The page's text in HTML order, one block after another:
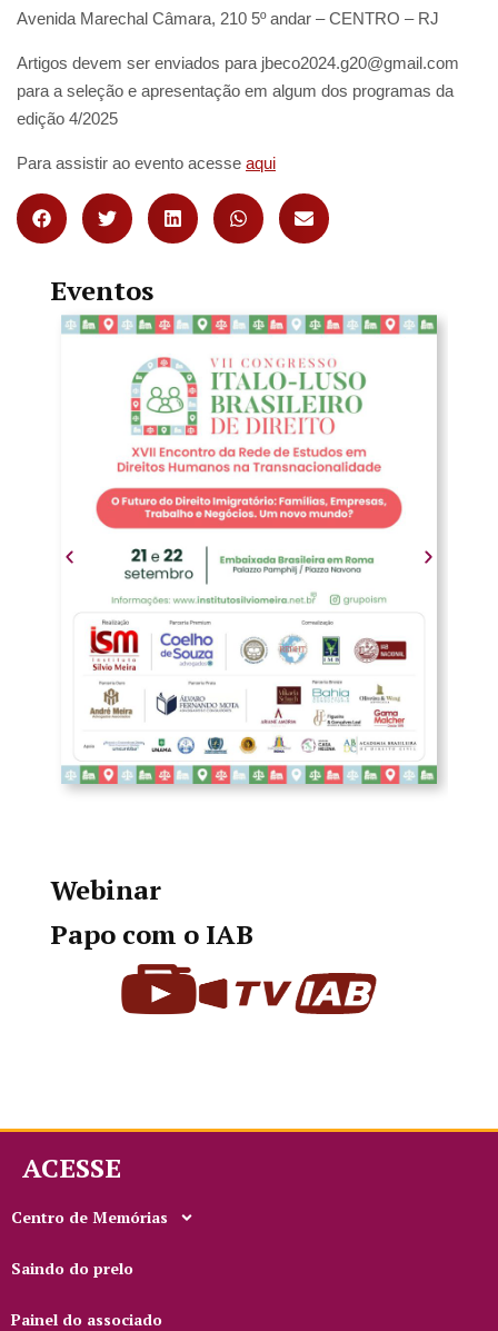
Avenida Marechal Câmara, 210 5º andar – CENTRO – RJ
Artigos devem ser enviados para jbeco2024.g20@gmail.com
para a seleção e apresentação em algum dos programas da
edição 4/2025
Para assistir ao evento acesse aqui
Eventos
Webinar
Papo com o IAB
ACESSE
Centro de Memórias
Saindo do prelo
Painel do associado